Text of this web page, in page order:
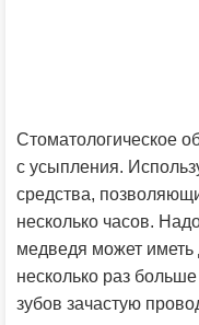
Стоматологическое
с усыпления.
средства,
несколько часов.
медведя может иметь
несколько раз
зубов зачастую